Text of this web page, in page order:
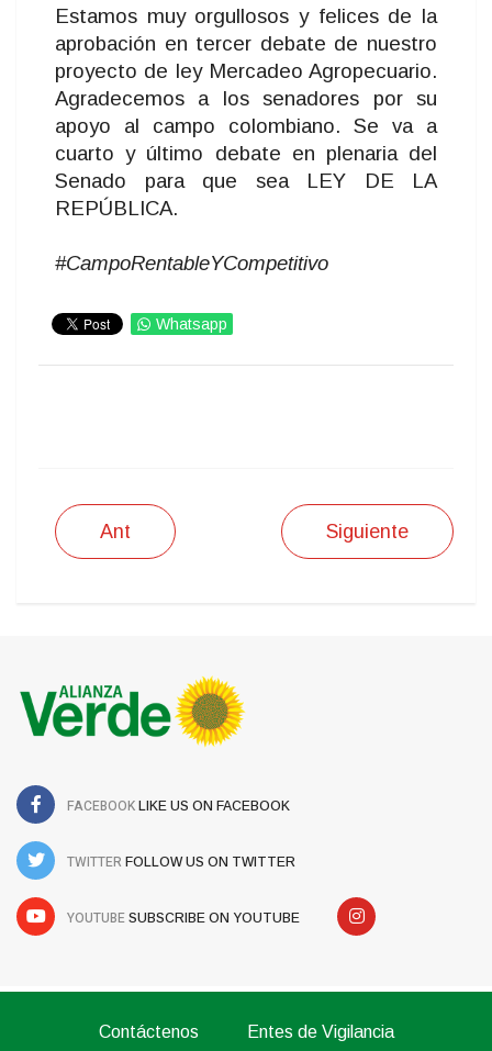
Estamos muy orgullosos y felices de la
aprobación en tercer debate de nuestro
proyecto de ley Mercadeo Agropecuario.
Agradecemos a los senadores por su
apoyo al campo colombiano. Se va a
cuarto y último debate en plenaria del
Senado para que sea LEY DE LA
REPÚBLICA.
#CampoRentableYCompetitivo
Whatsapp
Ant Siguiente
FACEBOOK LIKE US ON FACEBOOK
TWITTER FOLLOW US ON TWITTER
YOUTUBE SUBSCRIBE ON YOUTUBE
Contáctenos
Entes de Vigilancia